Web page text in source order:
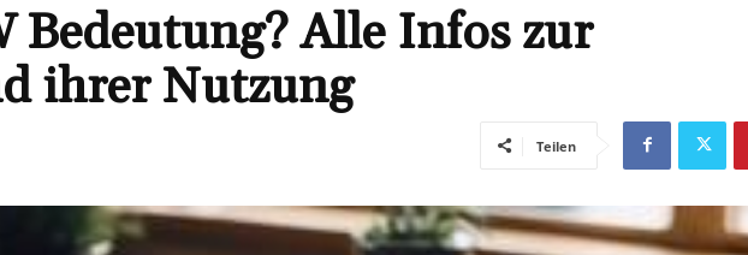
Bedeutung? Alle Infos zur
ihrer Nutzung
Teilen